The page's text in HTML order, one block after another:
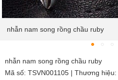
nhẫn nam song rồng chầu ruby
nhẫn nam song rồng chầu ruby
Mã số: TSVN001105 | Thương hiệu: